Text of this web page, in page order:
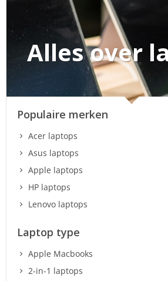
Alles over
Populaire merken
Acer laptops
Asus laptops
Apple laptops
HP laptops
Lenovo laptops
Laptop type
Apple Macbooks
2-in-1 laptops